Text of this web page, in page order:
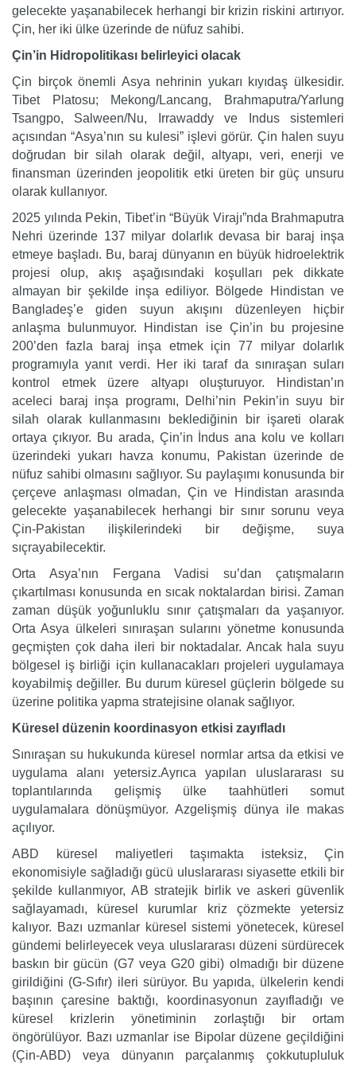
gelecekte yaşanabilecek herhangi bir krizin riskini artırıyor.
Çin, her iki ülke üzerinde de nüfuz sahibi.
Çin’in Hidropolitikası belirleyici olacak
Çin birçok önemli Asya nehrinin yukarı kıyıdaş ülkesidir.
Tibet Platosu; Mekong/Lancang, Brahmaputra/Yarlung
Tsangpo, Salween/Nu, Irrawaddy ve Indus sistemleri
açısından “Asya’nın su kulesi” işlevi görür. Çin halen suyu
doğrudan bir silah olarak değil, altyapı, veri, enerji ve
finansman üzerinden jeopolitik etki üreten bir güç unsuru
olarak kullanıyor.
2025 yılında Pekin, Tibet’in “Büyük Virajı”nda Brahmaputra
Nehri üzerinde 137 milyar dolarlık devasa bir baraj inşa
etmeye başladı. Bu, baraj dünyanın en büyük hidroelektrik
projesi olup, akış aşağısındaki koşulları pek dikkate
almayan bir şekilde inşa ediliyor. Bölgede Hindistan ve
Bangladeş’e giden suyun akışını düzenleyen hiçbir
anlaşma bulunmuyor. Hindistan ise Çin’in bu projesine
200’den fazla baraj inşa etmek için 77 milyar dolarlık
programıyla yanıt verdi. Her iki taraf da sınıraşan suları
kontrol etmek üzere altyapı oluşturuyor. Hindistan’ın
aceleci baraj inşa programı, Delhi’nin Pekin’in suyu bir
silah olarak kullanmasını beklediğinin bir işareti olarak
ortaya çıkıyor. Bu arada, Çin’in İndus ana kolu ve kolları
üzerindeki yukarı havza konumu, Pakistan üzerinde de
nüfuz sahibi olmasını sağlıyor. Su paylaşımı konusunda bir
çerçeve anlaşması olmadan, Çin ve Hindistan arasında
gelecekte yaşanabilecek herhangi bir sınır sorunu veya
Çin-Pakistan ilişkilerindeki bir değişme, suya
sıçrayabilecektir.
Orta Asya’nın Fergana Vadisi su’dan çatışmaların
çıkartılması konusunda en sıcak noktalardan birisi. Zaman
zaman düşük yoğunluklu sınır çatışmaları da yaşanıyor.
Orta Asya ülkeleri sınıraşan sularını yönetme konusunda
geçmişten çok daha ileri bir noktadalar. Ancak hala suyu
bölgesel iş birliği için kullanacakları projeleri uygulamaya
koyabilmiş değiller. Bu durum küresel güçlerin bölgede su
üzerine politika yapma stratejisine olanak sağlıyor.
Küresel düzenin koordinasyon etkisi zayıfladı
Sınıraşan su hukukunda küresel normlar artsa da etkisi ve
uygulama alanı yetersiz.Ayrıca yapılan uluslararası su
toplantılarında gelişmiş ülke taahhütleri somut
uygulamalara dönüşmüyor. Azgelişmiş dünya ile makas
açılıyor.
ABD küresel maliyetleri taşımakta isteksiz, Çin
ekonomisiyle sağladığı gücü uluslararası siyasette etkili bir
şekilde kullanmıyor, AB stratejik birlik ve askeri güvenlik
sağlayamadı, küresel kurumlar kriz çözmekte yetersiz
kalıyor. Bazı uzmanlar küresel sistemi yönetecek, küresel
gündemi belirleyecek veya uluslararası düzeni sürdürecek
baskın bir gücün (G7 veya G20 gibi) olmadığı bir düzene
girildiğini (G-Sıfır) ileri sürüyor. Bu yapıda, ülkelerin kendi
başının çaresine baktığı, koordinasyonun zayıfladığı ve
küresel krizlerin yönetiminin zorlaştığı bir ortam
öngörülüyor. Bazı uzmanlar ise Bipolar düzene geçildiğini
(Çin-ABD) veya dünyanın parçalanmış çokkutupluluk